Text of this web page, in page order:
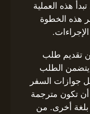
هذه العملية
هذه الخطوة
تقديم طلب
يتضمن الطلب
جوازات السفر
أن تكون مترجمة
بلغة أخرى. من